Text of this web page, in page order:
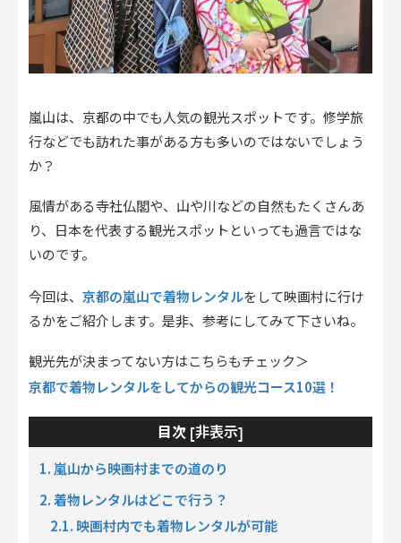
嵐山は、京都の中でも人気の観光スポットです。修学旅
行などでも訪れた事がある方も多いのではないでしょう
か？
風情がある寺社仏閣や、山や川などの自然もたくさんあ
り、日本を代表する観光スポットといっても過言ではな
いのです。
今回は、 京都の嵐山で着物レンタルをして映画村に行け
るかをご紹介します。是非、参考にしてみて下さいね。
観光先が決まってない方はこちらもチェック＞
京都で着物レンタルをしてからの観光コース10選！
目次 [非表示]
1. 嵐山から映画村までの道のり
2. 着物レンタルはどこで行う？
2.1. 映画村内でも着物レンタルが可能